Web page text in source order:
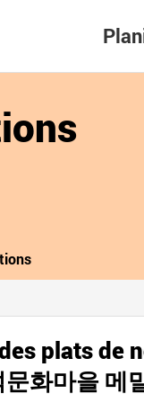
plats de
화마을 메